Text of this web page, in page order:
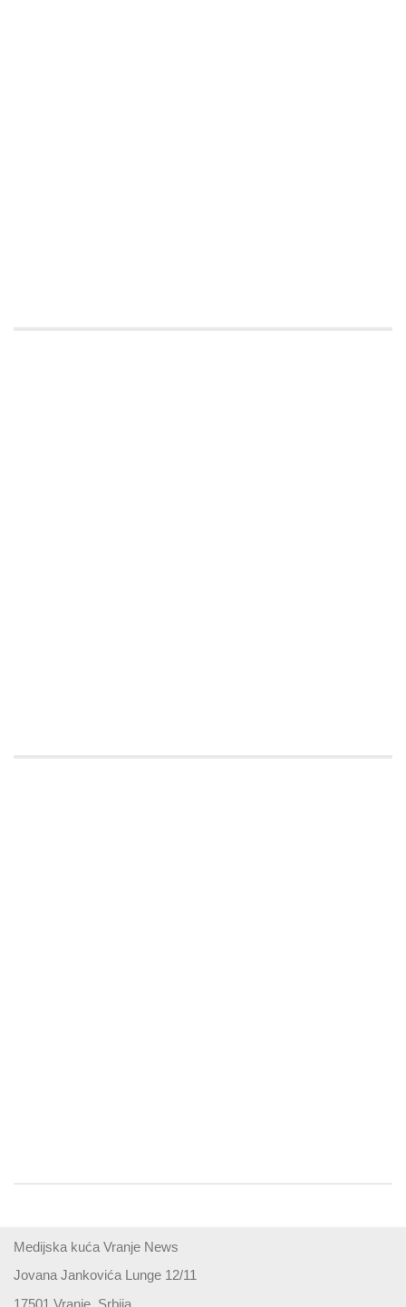
Medijska kuća Vranje News
Jovana Jankovića Lunge 12/11
17501 Vranje, Srbija